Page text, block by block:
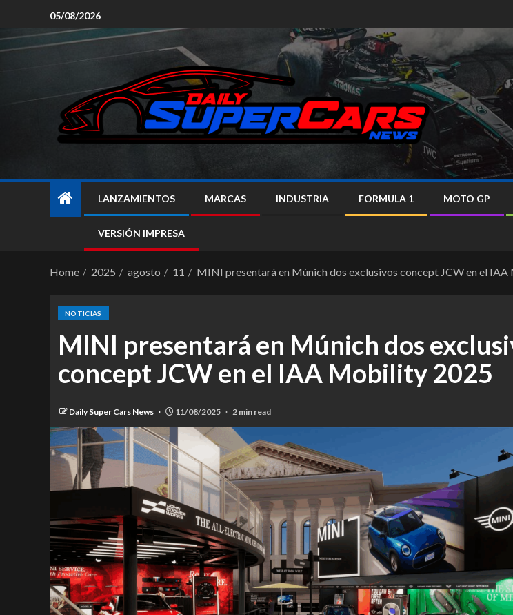
05/08/2026
LANZAMIENTOS MARCAS INDUSTRIA FORMULA 1 MOTO GP
VERSIÓN IMPRESA
Home 2025 agosto 11 MINI presentará en Múnich dos exclusivos concept JCW en el
NOTICIAS
MINI presentará en Múnich dos
concept JCW en el IAA Mobility 2025
Daily Super Cars News 11/08/2025 2 min read